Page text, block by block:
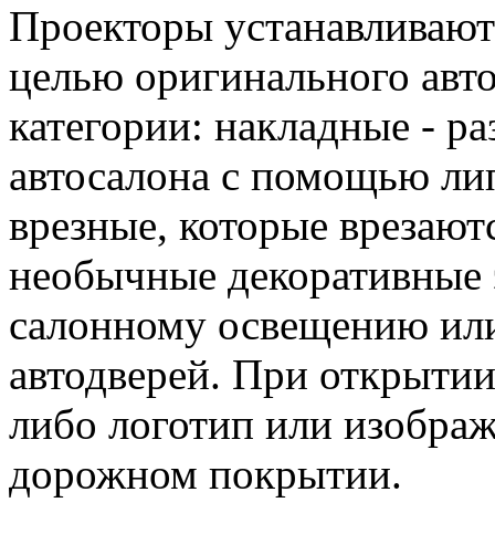
Проекторы
целью оригинального
категории: накладные -
автосалона с помощью
врезные, которые
необычные
салонному освещению
автодверей. При
либо логотип или
дорожном покрытии.